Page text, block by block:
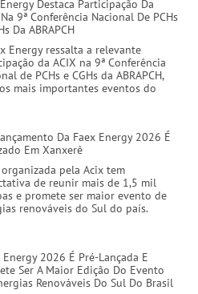
Destaca Participação Da
9ª Conferência Nacional De PCHs
Da ABRAPCH
Energy ressalta a relevante
da ACIX na 9ª Conferência
de PCHs e CGHs da ABRAPCH,
mais importantes eventos do
Da Faex Energy 2026 É
Em Xanxerê
organizada pela Acix tem
de reunir mais de 1,5 mil
e promete ser maior evento de
renováveis do Sul do país.
Energy 2026 É Pré-Lançada E
Ser A Maior Edição Do Evento
Renováveis Do Sul Do Brasil